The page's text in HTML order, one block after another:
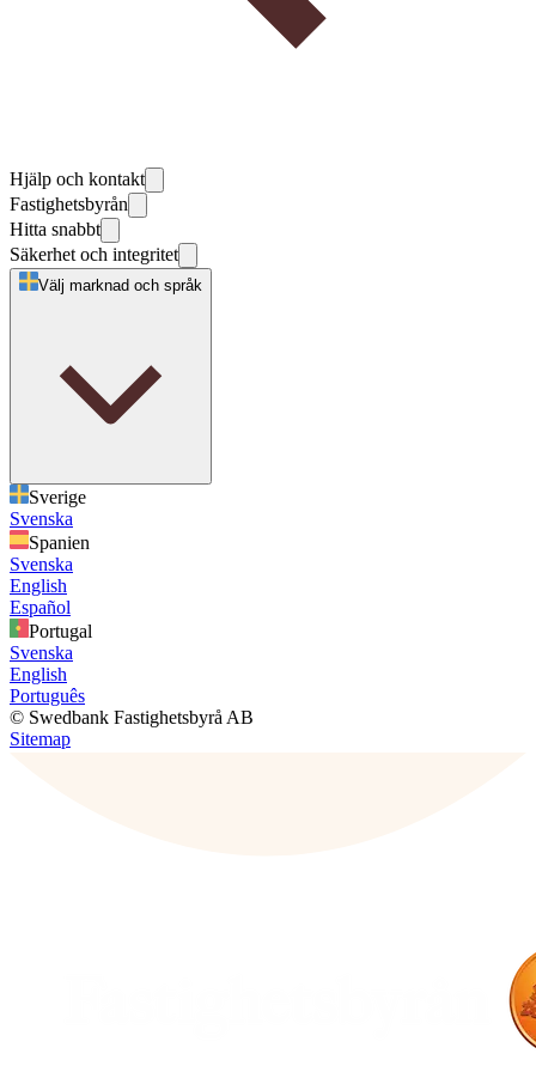
Hjälp och kontakt
Fastighetsbyrån
Hitta snabbt
Säkerhet och integritet
Välj marknad och språk
Sverige
Svenska
Spanien
Svenska
English
Español
Portugal
Svenska
English
Português
© Swedbank Fastighetsbyrå AB
Sitemap